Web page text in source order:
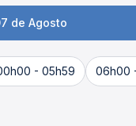
de Agosto
- 05h59 06h00